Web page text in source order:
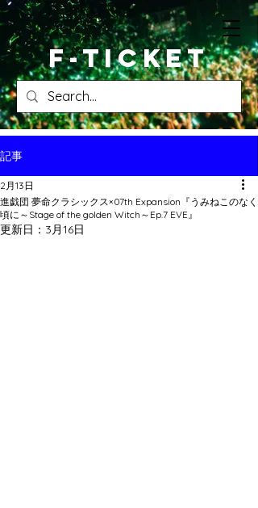
​F-ticket
記事
進戯団 夢命クラシックス×07th Expansion『うみねこのなく
頃に～Stage of the golden Witch～Ep.7 EVE』
2月13日
更新日： 3月16日